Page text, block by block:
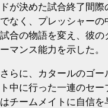
ドが決めた試合終了間
でなく、プレッシャー
試合の物語を変え、彼
ーマンス能力を示した。
さらに、カタールのゴ
ト中に行った一連のセ
はチームメイトに自信